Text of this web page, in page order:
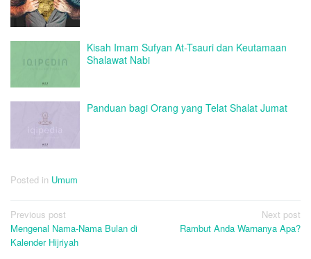
Kisah Imam Sufyan At-Tsauri dan Keutamaan
Shalawat Nabi
Panduan bagi Orang yang Telat Shalat Jumat
Posted in Umum
Post
navigation
Previous post
Mengenal Nama-Nama Bulan di
Kalender Hijriyah
Next post
Rambut Anda Warnanya Apa?